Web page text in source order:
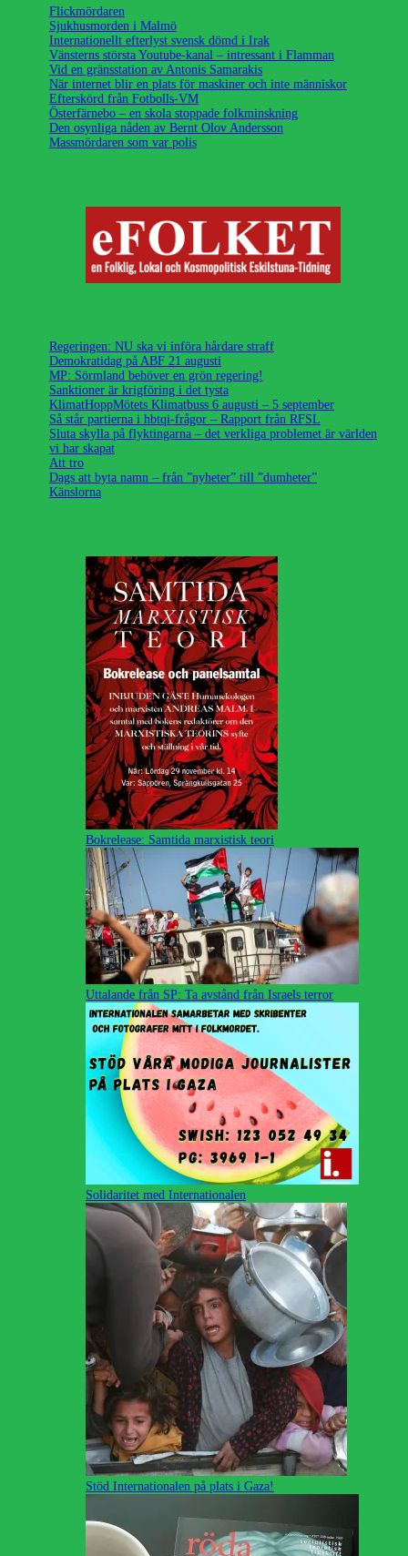
Flickmördaren
Sjukhusmorden i Malmö
Internationellt efterlyst svensk dömd i Irak
Vänsterns största Youtube-kanal – intressant i Flamman
Vid en gränsstation av Antonis Samarakis
När internet blir en plats för maskiner och inte människor
Efterskörd från Fotbolls-VM
Österfärnebo – en skola stoppade folkminskning
Den osynliga nåden av Bernt Olov Andersson
Massmördaren som var polis
Regeringen: NU ska vi införa hårdare straff
Demokratidag på ABF 21 augusti
MP: Sörmland behöver en grön regering!
Sanktioner är krigföring i det tysta
KlimatHoppMötets Klimatbuss 6 augusti – 5 september
Så står partierna i hbtqi-frågor – Rapport från RFSL
Sluta skylla på flyktingarna – det verkliga problemet är världen
vi har skapat
Att tro
Dags att byta namn – från ”nyheter” till ”dumheter”
Känslorna
Bokrelease: Samtida marxistisk teori
Uttalande från SP: Ta avstånd från Israels terror
Solidaritet med Internationalen
Stöd Internationalen på plats i Gaza!